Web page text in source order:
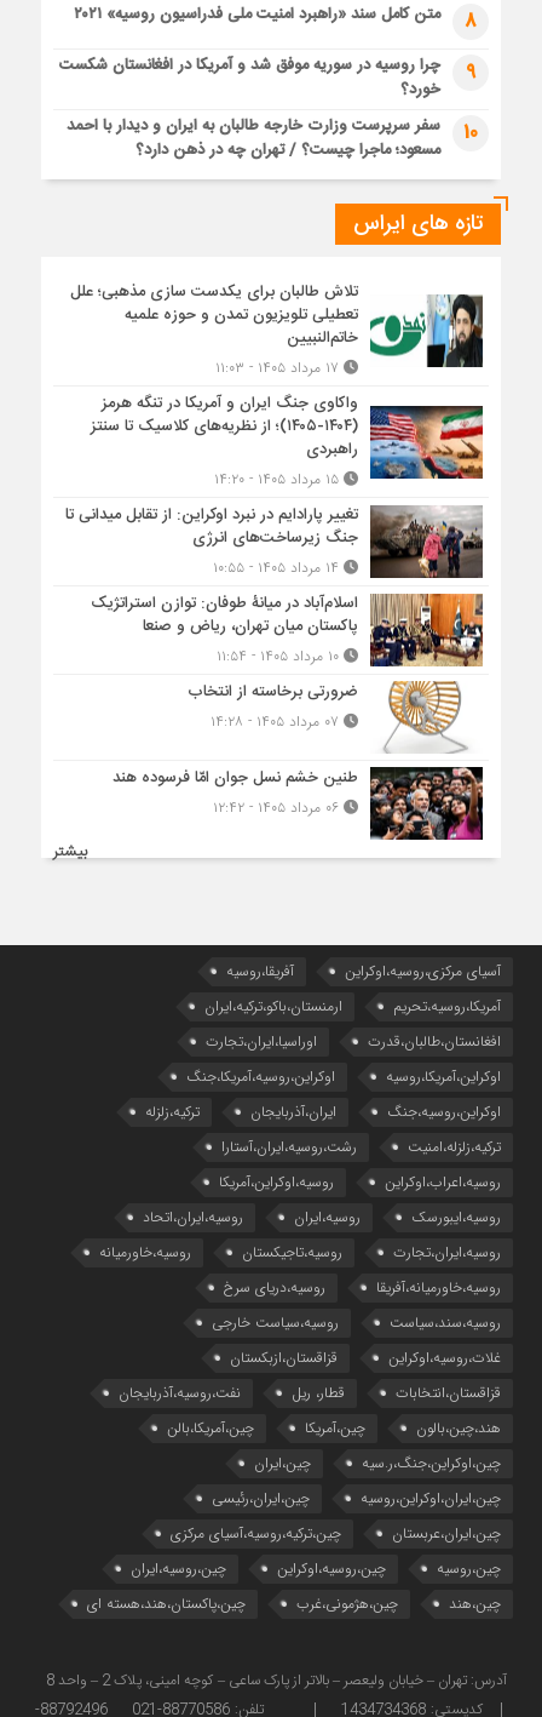
8 متن کامل سند «راهبرد امنیت ملی فدراسیون روسیه» ۲۰۲۱
9
چرا روسیه در سوریه موفق شد و آمریکا در افغانستان شکست
خورد؟
10
سفر سرپرست وزارت خارجه طالبان به ایران و دیدار با احمد
مسعود؛ ماجرا چیست؟ / تهران چه در ذهن دارد؟
تازه های ایراس
تلاش طالبان برای یکدست سازی مذهبی؛ علل
تعطیلی تلویزیون تمدن و حوزه علمیه
خاتم‌النبیین
واکاوی جنگ ایران و آمریکا در تنگه هرمز
(۱۴۰۴-۱۴۰۵)؛ از نظریه‌های کلاسیک تا سنتز
راهبردی
۱۵ مرداد ۱۴۰۵ - ۱۴:۲۰
تغییر پارادایم در نبرد اوکراین: از تقابل میدانی تا
جنگ زیرساخت‌های انرژی
اسلام‌آباد در میانۀ طوفان: توازن استراتژیک
پاکستان میان تهران، ریاض و صنعا
۱۰ مرداد ۱۴۰۵ - ۱۱:۵۴
ضرورتی برخاسته از انتخاب
طنین خشم نسل جوان امّا فرسوده هند
۰۶ مرداد ۱۴۰۵ - ۱۲:۴۲
بیشتر
آسیای مرکزی،روسیه،اوکراین
آفریقا،روسیه
آمریکا،روسیه،تحریم
ارمنستان،باکو،ترکیه،ایران
افغانستان،طالبان،قدرت
اوراسیا،ایران،تجارت
اوکراین،آمریکا،روسیه
اوکراین،روسیه،آمریکا،جنگ
اوکراین،روسیه،جنگ
ایران،آذربایجان
ترکیه،زلزله
ترکیه،زلزله،امنیت
رشت،روسیه،ایران،آستارا
روسیه،اعراب،اوکراین
روسیه،اوکراین،آمریکا
روسیه،ایبورسک
روسیه،ایران
روسیه،ایران،اتحاد
روسیه،ایران،تجارت
روسیه،تاجیکستان
روسیه،خاورمیانه
روسیه،خاورمیانه،آفریقا
روسیه،دریای سرخ
روسیه،سند،سیاست
روسیه،سیاست خارجی
غلات،روسیه،اوکراین
قزاقستان،ازبکستان
قزاقستان،انتخابات
قطار، ریل
نفت،روسیه،آذربایجان
هند،چین،بالون
چین،آمریکا
چین،آمریکا،بالن
چین،اوکراین،جنگ،ر.سیه
چین،ایران
چین،ایران،اوکراین،روسیه
چین،ایران،رئیسی
چین،ایران،عربستان
چین،ترکیه،روسیه،آسیای مرکزی
چین،روسیه
چین،روسیه،اوکراین
چین،روسیه،ایران
چین،هند
چین،هژمونی،غرب چین،پاکستان،هند،هسته ای
| کدپستی: 1434734368 | تلفن: 88770586-021 88792496-